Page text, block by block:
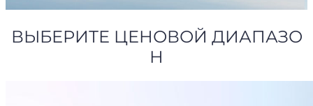
ВЫБЕРИТЕ ЦЕНОВОЙ ДИАПАЗО
Н